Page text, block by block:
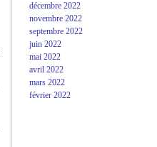
décembre 2022
novembre 2022
septembre 2022
juin 2022
mai 2022
avril 2022
mars 2022
février 2022